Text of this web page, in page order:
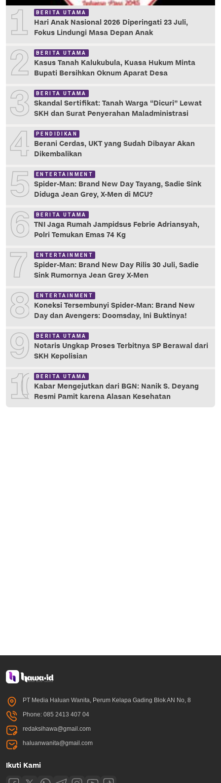
1 BERITA UTAMA
Hari Anak Nasional 2026 Diperingati 23 Juli,
Fokus Lindungi Masa Depan Anak
2 BERITA UTAMA
Kasus Tanah Kalukubula, Kuasa Hukum Minta
Bupati Bersihkan Oknum Aparat Desa
3 BERITA UTAMA
Skandal Sertifikat: Tanah Warga “Dicuri” Lewat
SKH dan Surat Penyerahan Maladministrasi
4 PENDIDIKAN
Berani Cerdas, UKT yang Sudah Dibayar Akan
Dikembalikan
5 ENTERTAINMENT
Spider-Man: Brand New Day Tayang, Sadie Sink
Diduga Jean Grey, X-Men di MCU?
6 BERITA UTAMA
TNI Jaga Rumah Jampidsus Febrie Adriansyah,
Polri Temukan Emas 74 Kg
7 ENTERTAINMENT
Spider-Man: Brand New Day Rilis 30 Juli, Sadie
Sink Rumornya Jean Grey X-Men
8 ENTERTAINMENT
Koneksi Tersembunyi Spider-Man: Brand New
Day dan Avengers: Doomsday, Ini Buktinya!
9 BERITA UTAMA
Notaris Ungkap Proses Terbitnya SP Berawal dari
SKH Kepolisian
10 BERITA UTAMA
Kabar Mengejutkan dari BGN: Nanik S. Deyang
Resmi Pamit karena Alasan Kesehatan
PT Media Haluan Wanita, Perum Kelapa Gading Blok AN No, 8
Phone: 085 2413 407 04
redaksihawa@gmail.com
haluanwanita@gmail.com
Ikuti Kami